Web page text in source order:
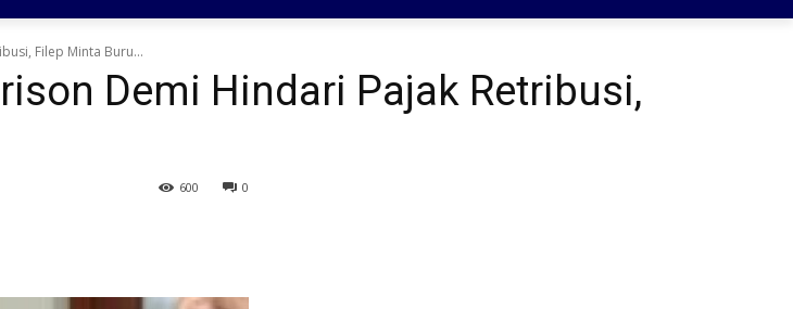
Filep Minta Buru...
Demi Hindari Pajak Retribusi,
0
600